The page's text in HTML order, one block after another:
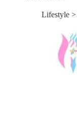
Lifestyle>